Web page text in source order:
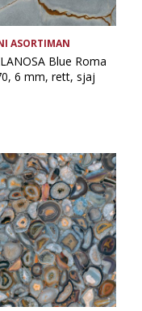
ASORTIMAN
Blue Roma
6 mm, rett, sjaj